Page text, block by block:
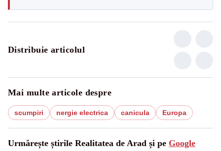
Distribuie articolul
Mai multe articole despre
scumpiri nergie electrica canicula Europa
Urmărește știrile Realitatea de Arad și pe Google